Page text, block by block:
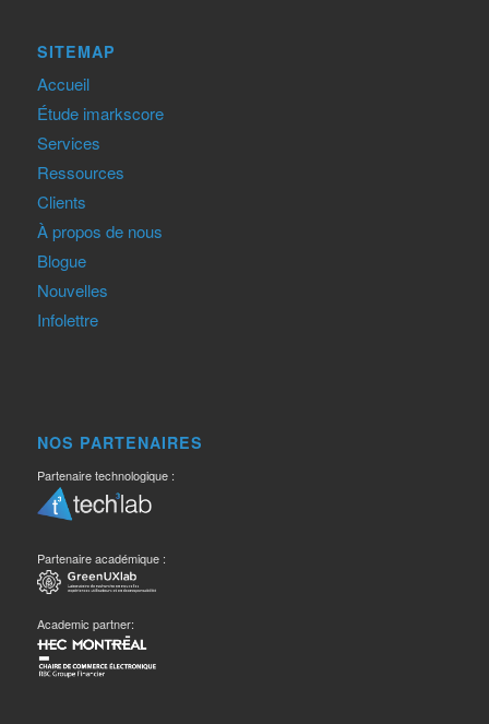
SITEMAP
Accueil
Étude imarkscore
Services
Ressources
Clients
À propos de nous
Blogue
Nouvelles
Infolettre
NOS PARTENAIRES
Partenaire technologique :
Partenaire académique :
Academic partner: